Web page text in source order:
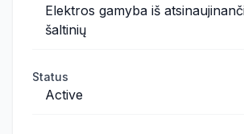
Elektros gamyba iš
šaltinių
Status
Active